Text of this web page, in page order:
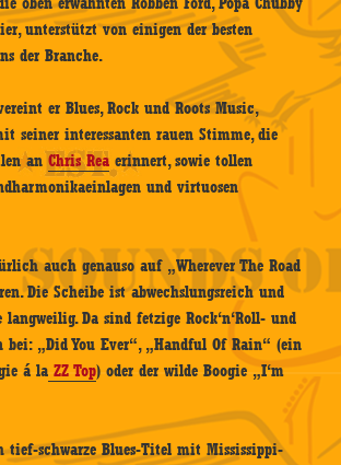
unterstützt von einigen der besten
der Branche.
er Blues, Rock und Roots Music,
seiner interessanten rauen Stimme, die
anChris Rea erinnert, sowie tollen
und virtuosen
auch genauso auf „Wherever The Road
Die Scheibe ist abwechslungsreich und
Da sind fetzige Rock‘n‘Roll- und
bei: „Did You Ever“, „Handful Of Rain“ (ein
á la ZZ Top) oder der wilde Boogie „I‘m
tief-schwarze Blues-Titel mit Mississippi-